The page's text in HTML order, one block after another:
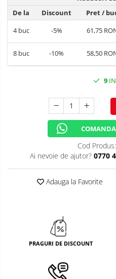
TEMATICA RUSTICA
TEMATICA ROMANTICA
DECOR 1 & 8 MARTIE
DECOR PASTE
DECOR ZIUA ROMANIEI
DECOR CRACIUN & REVELION
DECOR VARA
DECOR TOAMNA
TEMATICA CULINARA
DECOR MOS NICOLAE
DECOR OKTOBER FEST
De la
Discount Pret/
4buc -5% 61,75
8buc -10% 58,50
9
Cod Produs:
Ai nevoie de ajutor? 0770
Adauga la Favorite
PRAGURI DE DISCOUNT